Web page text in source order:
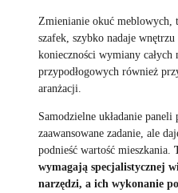
Zmienianie okuć meblowych,
szafek, szybko nadaje
konieczności wymiany
przypodłogowych również
aranżacji.
Samodzielne układanie
zaawansowane zadanie, ale
podnieść wartość mieszkania.
wymagają specjalistycznej
narzędzi, a ich wykonanie